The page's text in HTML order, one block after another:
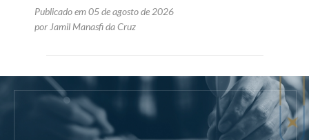
Publicado em 05 de agosto de 2026
por Jamil Manasfi da Cruz